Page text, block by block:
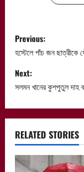
P
o
s
t
n
a
v
Previous:
হস্টেলে পাঁচ জন ছাত্রীকে
Next:
সলমন খানের কুশপুতুল দাহ
RELATED STORIES